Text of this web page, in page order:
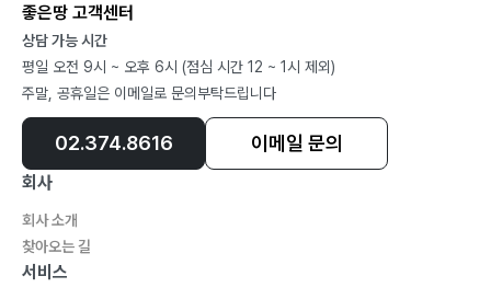
Lesson 3 Cutting
Lesson 4 Price per weight
Lesson 5 BFS 0-1 knapsack
Lesson 6 PFS 0-1 knapsack
Lesson 7 Dynamic 0-1 knapsack
Lesson 8 UVA431 천년의 재판
좋은땅 고객센터
상담 가능 시간
평일 오전 9시 ~ 오후 6시 (점심 시간 12 ~ 1시 제외)
주말, 공휴일은 이메일로 문의부탁드립니다
02.374.8616 이메일 문의
회사
회사 소개
찾아오는 길
서비스